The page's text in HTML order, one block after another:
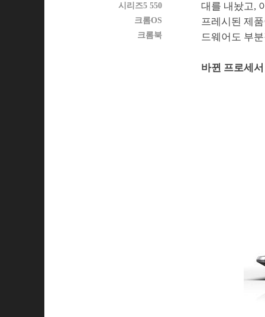
대를 내놨고,
프레시된 제
드웨어도 부
바뀐 프로세서
시리즈5 550
크롬OS
크롬북